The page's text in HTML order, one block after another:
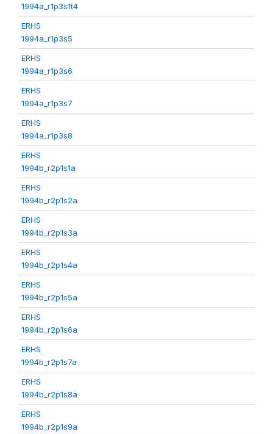
1994a_r1p3s1t4
ERHS
1994a_r1p3s5
ERHS
1994a_r1p3s6
ERHS
1994a_r1p3s7
ERHS
1994a_r1p3s8
ERHS
1994b_r2p1s1a
ERHS
1994b_r2p1s2a
ERHS
1994b_r2p1s3a
ERHS
1994b_r2p1s4a
ERHS
1994b_r2p1s5a
ERHS
1994b_r2p1s6a
ERHS
1994b_r2p1s7a
ERHS
1994b_r2p1s8a
ERHS
1994b_r2p1s9a